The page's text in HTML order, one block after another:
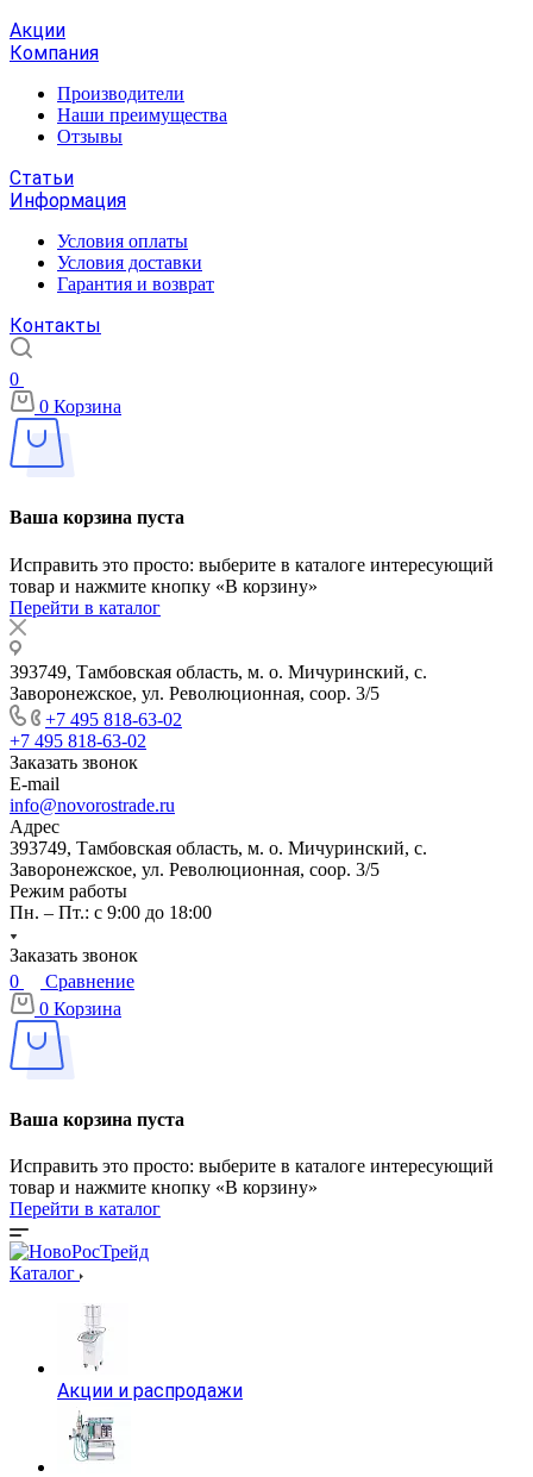
Акции
Компания
Производители
Наши преимущества
Отзывы
Статьи
Информация
Условия оплаты
Условия доставки
Гарантия и возврат
Контакты
0
0 Корзина
Ваша корзина пуста
Исправить это просто: выберите в каталоге интересующий
товар и нажмите кнопку «В корзину»
Перейти в каталог
393749, Тамбовская область, м. о. Мичуринский, с.
Заворонежское, ул. Революционная, соор. 3/5
+7 495 818-63-02
+7 495 818-63-02
Заказать звонок
E-mail
info@novorostrade.ru
Адрес
393749, Тамбовская область, м. о. Мичуринский, с.
Заворонежское, ул. Революционная, соор. 3/5
Режим работы
Пн. – Пт.: с 9:00 до 18:00
Заказать звонок
0
Сравнение
0 Корзина
Ваша корзина пуста
Исправить это просто: выберите в каталоге интересующий
товар и нажмите кнопку «В корзину»
Перейти в каталог
Каталог
Акции и распродажи